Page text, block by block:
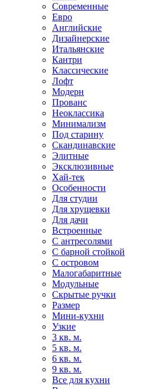
Современные
Евро
Английские
Дизайнерские
Итальянские
Кантри
Классические
Лофт
Модерн
Прованс
Неоклассика
Минимализм
Под старину
Скандинавские
Элитные
Эксклюзивные
Хай-тек
Особенности
Для студии
Для хрущевки
Для дачи
Встроенные
С антресолями
С барной стойкой
С островом
Малогабаритные
Модульные
Скрытые ручки
Размер
Мини-кухни
Узкие
3 кв. м.
5 кв. м.
6 кв. м.
9 кв. м.
Все для кухни